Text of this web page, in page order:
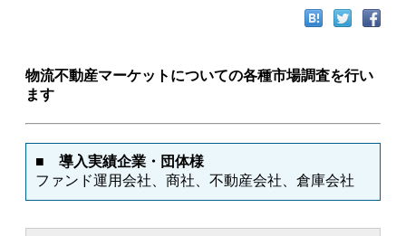
物流不動産マーケットについての各種市場調査を行い
ます
■ 導入実績企業・団体様
ファンド運用会社、商社、不動産会社、倉庫会社